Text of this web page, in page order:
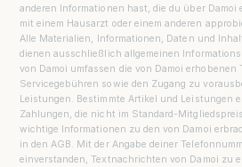
anderen Informationen hast, die du über Damoi
mit einem Hausarzt oder einem anderen
Alle Materialien, Informationen, Daten und
dienen ausschließlich allgemeinen
von Damoi umfassen die von Damoi erhobenen
Servicegebühren sowie den Zugang zu
Leistungen. Bestimmte Artikel und Leistungen
Zahlungen, die nicht im Standard-
wichtige Informationen zu den von Damoi
in den AGB. Mit der Angabe deiner
einverstanden, Textnachrichten von Damoi zu